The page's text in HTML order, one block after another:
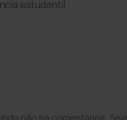
estudantil
não há comentários.